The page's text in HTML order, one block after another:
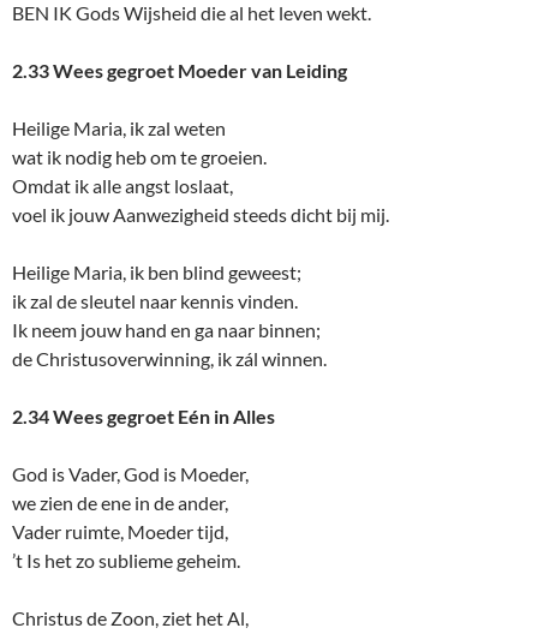
BEN IK Gods Wijsheid die al het leven wekt.
2.33 Wees gegroet Moeder van Leiding
Heilige Maria, ik zal weten
wat ik nodig heb om te groeien.
Omdat ik alle angst loslaat,
voel ik jouw Aanwezigheid steeds dicht bij mij.
Heilige Maria, ik ben blind geweest;
ik zal de sleutel naar kennis vinden.
Ik neem jouw hand en ga naar binnen;
de Christusoverwinning, ik zál winnen.
2.34 Wees gegroet Eén in Alles
God is Vader, God is Moeder,
we zien de ene in de ander,
Vader ruimte, Moeder tijd,
’t Is het zo sublieme geheim.
Christus de Zoon, ziet het Al,